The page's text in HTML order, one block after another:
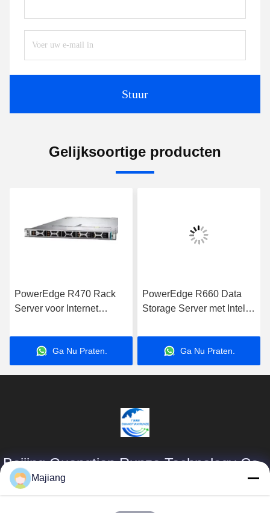
Stuur
Gelijksoortige producten
PowerEdge R470 Rack
Server voor Internet
Applications Server
Ga Nu Praten.
PowerEdge R660 Data
Storage Server met Intel
zakelijke toepassingen
Ga Nu Praten.
Beijing Guangtian Runze Technology Co.,
Majiang